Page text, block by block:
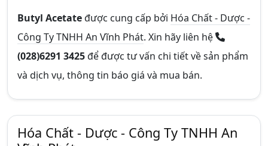
Butyl Acetateđược cung cấp bởi Hóa Chất - Dược -
Công Ty TNHH An Vĩnh Phát. Xin hãy liên hệ
(028)6291 3425để được tư vấn chi tiết về sản phẩm
và dịch vụ, thông tin báo giá và mua bán.
Hóa Chất - Dược - Công Ty TNHH An